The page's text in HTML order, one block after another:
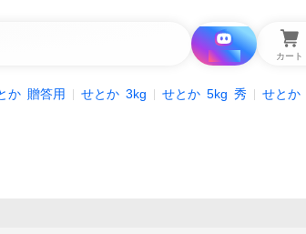
i と探す カート
か 贈答用 せとか 3kg せとか 5kg 秀 せとか